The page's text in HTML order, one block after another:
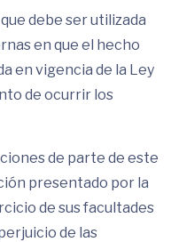
debe ser utilizada
en que el hecho
en vigencia de la Ley
de ocurrir los
de parte de este
presentado por la
de sus facultades
de las